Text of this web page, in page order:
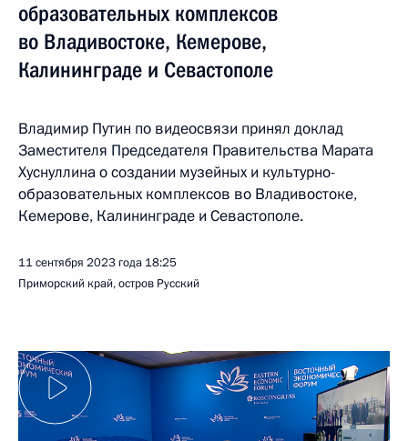
образовательных комплексов
во Владивостоке, Кемерове,
Калининграде и Севастополе
Владимир Путин по видеосвязи принял доклад
Заместителя Председателя Правительства Марата
Хуснуллина о создании музейных и культурно-
образовательных комплексов во Владивостоке,
Кемерове, Калининграде и Севастополе.
11 сентября 2023 года 18:25
Приморский край, остров Русский